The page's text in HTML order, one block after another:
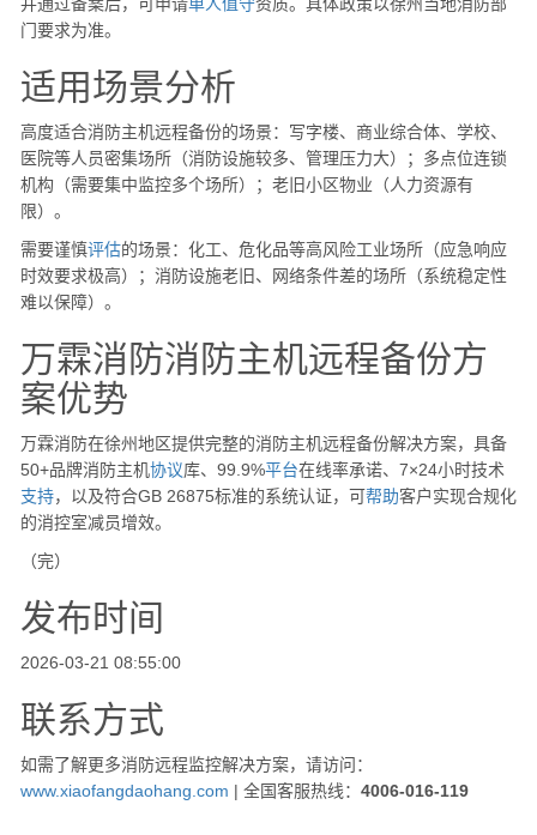
并通过备案后，可申请单人值守资质。具体政策以徐州当地消防部
门要求为准。
适用场景分析
高度适合消防主机远程备份的场景：写字楼、商业综合体、学校、
医院等人员密集场所（消防设施较多、管理压力大）；多点位连锁
机构（需要集中监控多个场所）；老旧小区物业（人力资源有
限）。
需要谨慎评估的场景：化工、危化品等高风险工业场所（应急响应
时效要求极高）；消防设施老旧、网络条件差的场所（系统稳定性
难以保障）。
万霖消防消防主机远程备份方
案优势
万霖消防在徐州地区提供完整的消防主机远程备份解决方案，具备
50+品牌消防主机协议库、99.9%平台在线率承诺、7×24小时技术
支持，以及符合GB 26875标准的系统认证，可帮助客户实现合规化
的消控室减员增效。
（完）
发布时间
2026-03-21 08:55:00
联系方式
如需了解更多消防远程监控解决方案，请访问：
www.xiaofangdaohang.com | 全国客服热线： 4006-016-119